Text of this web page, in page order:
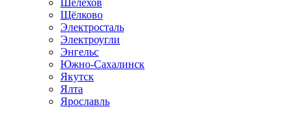
Шелехов
Щёлково
Электросталь
Электроугли
Энгельс
Южно-Сахалинск
Якутск
Ялта
Ярославль